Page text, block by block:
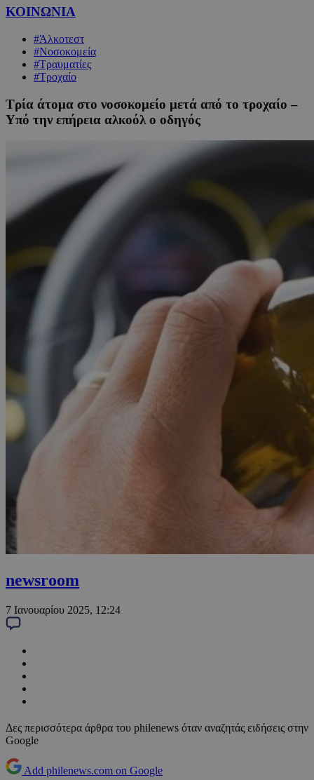
ΚΟΙΝΩΝΙΑ
#Άλκοτεστ
#Νοσοκομεία
#Τραυματίες
#Τροχαίο
Τρία άτομα στο νοσοκομείο μετά από το τροχαίο –
Υπό την επήρεια αλκοόλ ο οδηγός
newsroom
7 Ιανουαρίου 2025, 12:24
Δες περισσότερα άρθρα του philenews όταν αναζητάς ειδήσεις στην
Google
Add philenews.com on Google